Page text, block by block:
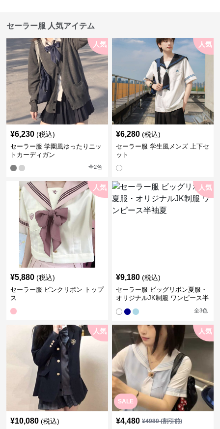
セーラー服 人気アイテム
人気
¥6,230 (税込)
セーラー服 学園風ゆったりニッ
トカーディガン
全2色
人気
¥6,280 (税込)
セーラー服 学生風メンズ 上下セ
ット
人気
¥5,880 (税込)
セーラー服 ピンクリボン トップ
ス
人気
¥9,180 (税込)
セーラー服 ビッグリボン夏服・
オリジナルJK制服 ワンピース半
全3色
人気
¥10,080 (税込)
SALE
人気
¥4,480 ¥4980(割引前)